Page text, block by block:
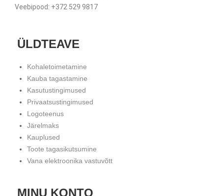
Veebipood: +372 529 9817
ÜLDTEAVE
Kohaletoimetamine
Kauba tagastamine
Kasutustingimused
Privaatsustingimused
Logoteenus
Järelmaks
Kauplused
Toote tagasikutsumine
Vana elektroonika vastuvõtt
MINU KONTO